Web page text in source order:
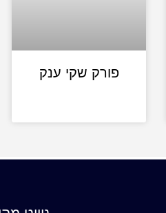
פורק שקי ענק